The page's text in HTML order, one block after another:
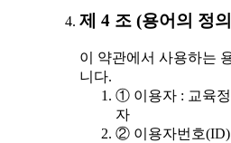
제 4 조 (용어의 정
이 약관에서 사용하는
니다.
① 이용자 : 교육
자
② 이용자번호(ID)